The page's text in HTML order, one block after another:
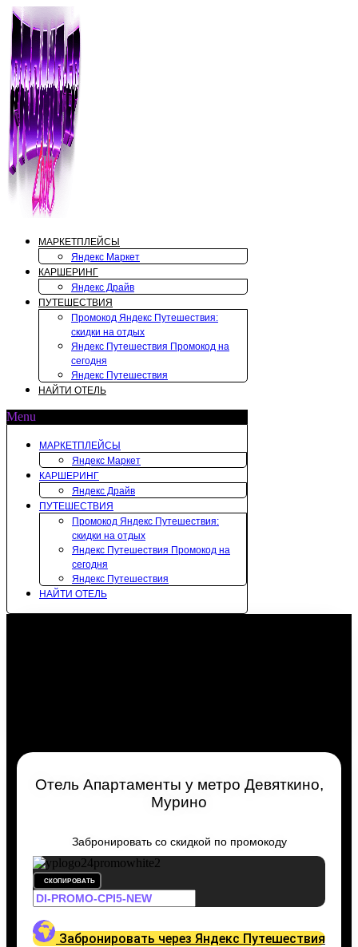
Перейти
содержимому
МАРКЕТПЛЕЙСЫ
Яндекс Маркет
КАРШЕРИНГ
Яндекс Драйв
ПУТЕШЕСТВИЯ
Промокод Яндекс Путешествия:
скидки на отдых
Яндекс Путешествия Промокод на
сегодня
Яндекс Путешествия
НАЙТИ ОТЕЛЬ
Menu
МАРКЕТПЛЕЙСЫ
Яндекс Маркет
КАРШЕРИНГ
Яндекс Драйв
ПУТЕШЕСТВИЯ
Промокод Яндекс Путешествия:
скидки на отдых
Яндекс Путешествия Промокод на
сегодня
Яндекс Путешествия
НАЙТИ ОТЕЛЬ
Отель Апартаменты у метро Девяткино,
Мурино
Забронировать со скидкой по промокоду
СКОПИРОВАТЬ
Забронировать через Яндекс Путешествия